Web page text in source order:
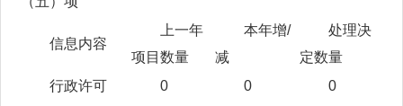
信息内容
上一年
项目数量
本年增/
减
处理决
定数量
行政许可
0 0
0